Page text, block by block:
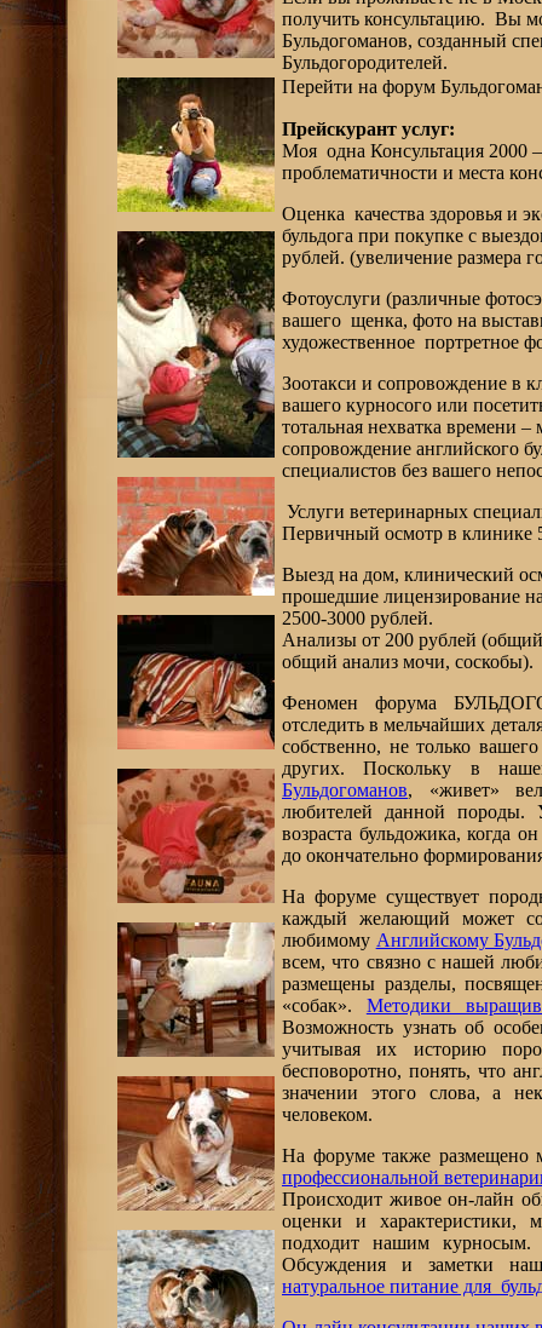
получить консультацию. Вы
Бульдогоманов, созданный
Бульдогородителей.
Перейти на форум
Прейскурант услуг:
Моя одна Консультация 2000
проблематичности и места
Оценка качества здоровья и
бульдога при покупке с
рублей. (увеличение размера
Фотоуслуги (различные
вашего щенка, фото на
художественное портретное
Зоотакси и сопровождение в
вашего курносого или
тотальная нехватка времени
сопровождение английского
специалистов без вашего
Услуги ветеринарных
Первичный осмотр в клинике
Выезд на дом, клинический
прошедшие лицензирование
2500-3000 рублей.
Анализы от 200 рублей
общий анализ мочи, соскобы).
Феномен форума
отследить в мельчайших
собственно, не только
других. Поскольку в
Бульдогоманов, «живет»
любителей данной породы.
возраста бульдожика, когда
до окончательно
На форуме существует
каждый желающий может
любимому Английскому
всем, что связно с нашей
размещены разделы,
«собак». Методики
Возможность узнать об
учитывая их историю
бесповоротно, понять, что
значении этого слова, а
человеком.
На форуме также размещено
профессиональной
Происходит живое он-лайн
оценки и
подходит нашим
Обсуждения и заметки
натуральное питание для